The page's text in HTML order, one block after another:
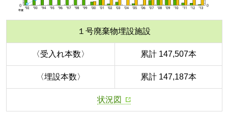
１号廃棄物埋設施設
〈受入れ本数〉 累計 147,507本
〈埋設本数〉 累計 147,187本
状況図